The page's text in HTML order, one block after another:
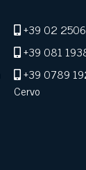
+39 02
+39 081
+39 0789
Cervo